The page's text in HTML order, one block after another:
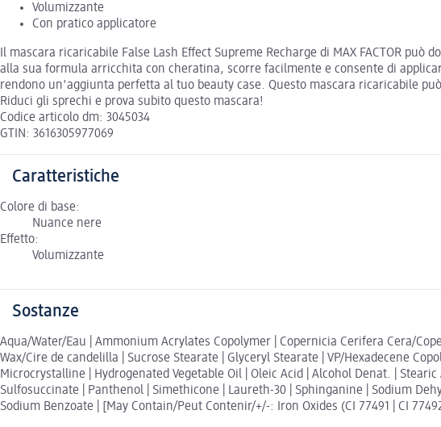
Volumizzante
Con pratico applicatore
Il mascara ricaricabile False Lash Effect Supreme Recharge di MAX FACTOR
alla sua formula arricchita con cheratina, scorre facilmente e consente di
rendono un'aggiunta perfetta al tuo beauty case. Questo mascara ricaricabile
Riduci gli sprechi e prova subito questo mascara!
Codice articolo dm: 3045034
GTIN: 3616305977069
Caratteristiche
Colore di base:
Nuance nere
Effetto:
Volumizzante
Sostanze
Aqua/Water/Eau | Ammonium Acrylates Copolymer | Copernicia Cerifera Cera/
Wax/Cire de candelilla | Sucrose Stearate | Glyceryl Stearate | VP/Hexadecene
Microcrystalline | Hydrogenated Vegetable Oil | Oleic Acid | Alcohol Denat. |
Sulfosuccinate | Panthenol | Simethicone | Laureth-30 | Sphinganine | Sodium
Sodium Benzoate | [May Contain/Peut Contenir/+/-: Iron Oxides (CI 77491 | CI